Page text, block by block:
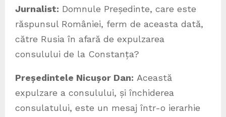
Jurnalist: Domnule Președinte, care este
răspunsul României, ferm de aceasta dată,
către Rusia în afară de expulzarea
consulului de la Constanța?
Președintele Nicușor Dan: Această
expulzare a consulului, și închiderea
consulatului, este un mesaj într-o ierarhie